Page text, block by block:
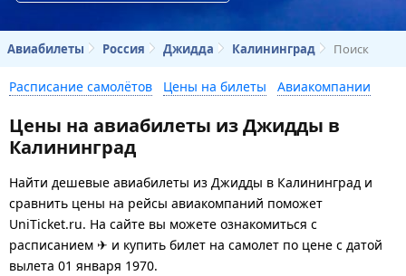
Авиабилеты Россия Джидда Калининград Поиск
Расписание самолётов Цены на билеты Авиакомпании
Цены на авиабилеты из Джидды в
Калининград
Найти дешевые авиабилеты из Джидды в Калининград и
сравнить цены на рейсы авиакомпаний поможет
UniTicket.ru. На сайте вы можете ознакомиться с
расписанием ✈ и купить билет на самолет по цене с датой
вылета 01 января 1970.